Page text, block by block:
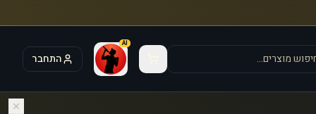
AI
התחבר